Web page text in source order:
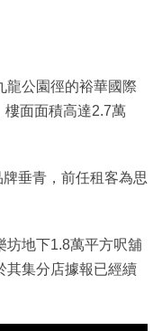
龍公園徑的裕華國際
樓面面積高達2.7萬
垂青，前任租客為思
坊地下1.8萬平方呎舖
其集分店據報已經續